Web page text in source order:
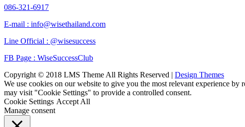
086-321-6917
E-mail : info@wisethailand.com
Line Official : @wisesuccess
FB Page : WiseSuccessClub
Copyright © 2018 LMS Theme All Rights Reserved | Design Themes
We use cookies on our website to give you the most relevant experience
may visit "Cookie Settings" to provide a controlled consent.
Cookie Settings Accept All
Manage consent